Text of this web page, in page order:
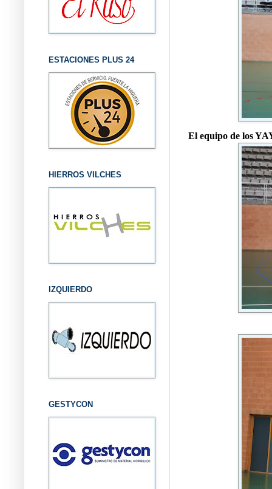
El equipo de los
ESTACIONES PLUS 24
HIERROS VILCHES
IZQUIERDO
GESTYCON